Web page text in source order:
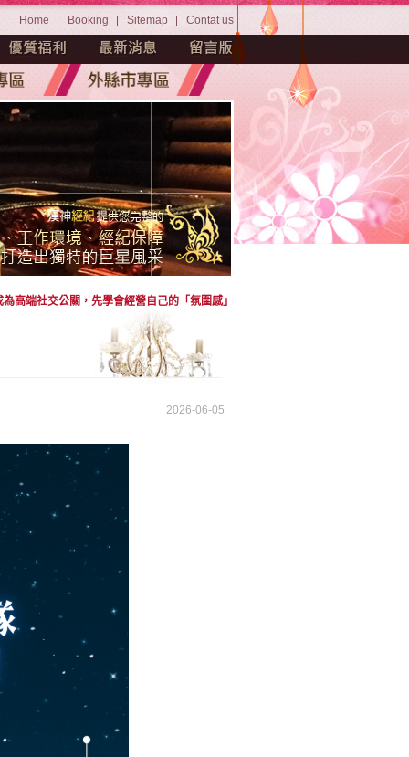
Home Booking Sitemap Contat us
為高端社交公關，先學會經營自己的「氛圍感」
2026-06-05